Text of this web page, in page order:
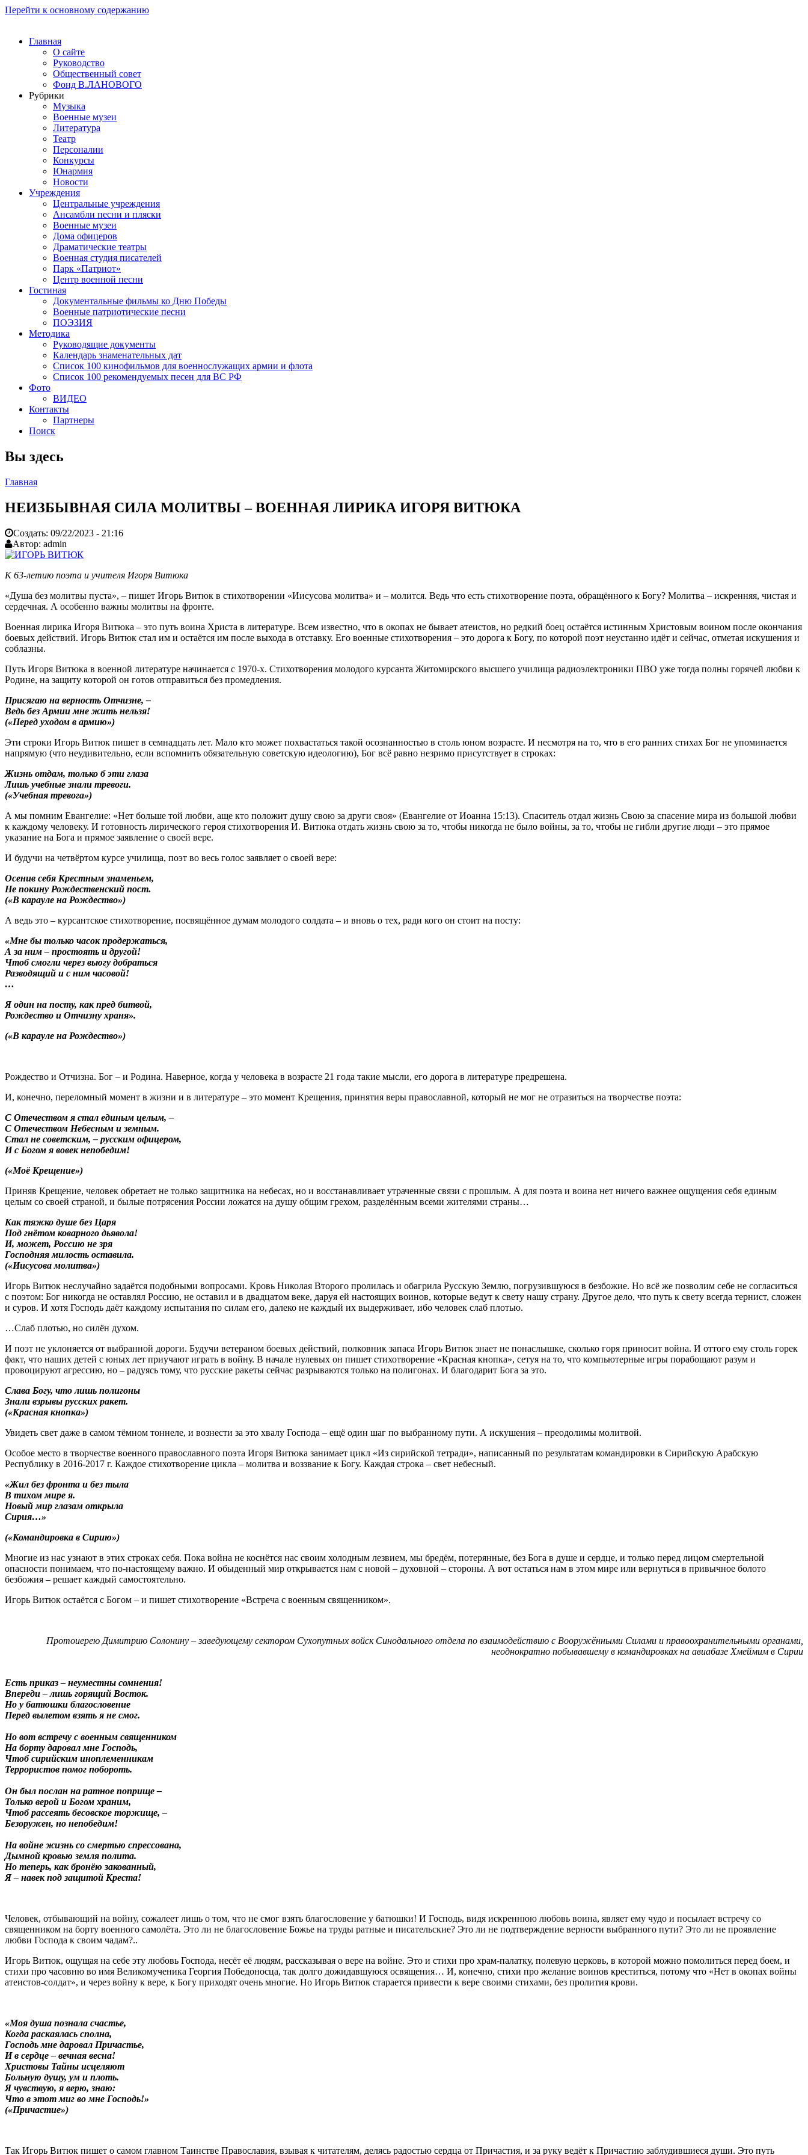
Перейти к основному содержанию
Главная
О сайте
Руководство
Общественный совет
Фонд В.ЛАНОВОГО
Рубрики
Музыка
Военные музеи
Литература
Театр
Персоналии
Конкурсы
Юнармия
Новости
Учреждения
Центральные учреждения
Ансамбли песни и пляски
Военные музеи
Дома офицеров
Драматические театры
Военная студия писателей
Парк «Патриот»
Центр военной песни
Гостиная
Документальные фильмы ко Дню Победы
Военные патриотические песни
ПОЭЗИЯ
Методика
Руководящие документы
Календарь знаменательных дат
Список 100 кинофильмов для военнослужащих армии и флота
Список 100 рекомендуемых песен для ВС РФ
Фото
ВИДЕО
Контакты
Партнеры
Поиск
Вы здесь
Главная
НЕИЗБЫВНАЯ СИЛА МОЛИТВЫ – ВОЕННАЯ ЛИРИКА ИГОРЯ ВИТЮКА
Создать: 09/22/2023 - 21:16
Автор: admin
К 63-летию поэта и учителя Игоря Витюка
«Душа без молитвы пуста», – пишет Игорь Витюк в стихотворении «Иисусова молитва» и – молится. Ведь что есть стихотворение поэта, обращённого к Богу? Молитва – искренняя, чистая и
сердечная. А особенно важны молитвы на фронте.
Военная лирика Игоря Витюка – это путь воина Христа в литературе. Всем известно, что в окопах не бывает атеистов, но редкий боец остаётся истинным Христовым воином после окончания
боевых действий. Игорь Витюк стал им и остаётся им после выхода в отставку. Его военные стихотворения – это дорога к Богу, по которой поэт неустанно идёт и сейчас, отметая искушения и
соблазны.
Путь Игоря Витюка в военной литературе начинается с 1970-х. Стихотворения молодого курсанта Житомирского высшего училища радиоэлектроники ПВО уже тогда полны горячей любви к
Родине, на защиту которой он готов отправиться без промедления.
Присягаю на верность Отчизне, –
Ведь без Армии мне жить нельзя!
(«Перед уходом в армию»)
Эти строки Игорь Витюк пишет в семнадцать лет. Мало кто может похвастаться такой осознанностью в столь юном возрасте. И несмотря на то, что в его ранних стихах Бог не упоминается
напрямую (что неудивительно, если вспомнить обязательную советскую идеологию), Бог всё равно незримо присутствует в строках:
Жизнь отдам, только б эти глаза
Лишь учебные знали тревоги.
(«Учебная тревога»)
А мы помним Евангелие: «Нет больше той любви, аще кто положит душу свою за други своя» (Евангелие от Иоанна 15:13). Спаситель отдал жизнь Свою за спасение мира из большой любви
к каждому человеку. И готовность лирического героя стихотворения И. Витюка отдать жизнь свою за то, чтобы никогда не было войны, за то, чтобы не гибли другие люди – это прямое
указание на Бога и прямое заявление о своей вере.
И будучи на четвёртом курсе училища, поэт во весь голос заявляет о своей вере:
Осенив себя Крестным знаменьем,
Не покину Рождественский пост.
(«В карауле на Рождество»)
А ведь это – курсантское стихотворение, посвящённое думам молодого солдата – и вновь о тех, ради кого он стоит на посту:
«Мне бы только часок продержаться,
А за ним – простоять и другой!
Чтоб смогли через вьюгу добраться
Разводящий и с ним часовой!
…
Я один на посту, как пред битвой,
Рождество и Отчизну храня».
(«В карауле на Рождество»)
Рождество и Отчизна. Бог – и Родина. Наверное, когда у человека в возрасте 21 года такие мысли, его дорога в литературе предрешена.
И, конечно, переломный момент в жизни и в литературе – это момент Крещения, принятия веры православной, который не мог не отразиться на творчестве поэта:
С Отечеством я стал единым целым, –
С Отечеством Небесным и земным.
Стал не советским, – русским офицером,
И с Богом я вовек непобедим!
(«Моё Крещение»)
Приняв Крещение, человек обретает не только защитника на небесах, но и восстанавливает утраченные связи с прошлым. А для поэта и воина нет ничего важнее ощущения себя единым
целым со своей страной, и былые потрясения России ложатся на душу общим грехом, разделённым всеми жителями страны…
Как тяжко душе без Царя
Под гнётом коварного дьявола!
И, может, Россию не зря
Господняя милость оставила.
(«Иисусова молитва»)
Игорь Витюк неслучайно задаётся подобными вопросами. Кровь Николая Второго пролилась и обагрила Русскую Землю, погрузившуюся в безбожие. Но всё же позволим себе не согласиться
с поэтом: Бог никогда не оставлял Россию, не оставил и в двадцатом веке, даруя ей настоящих воинов, которые ведут к свету нашу страну. Другое дело, что путь к свету всегда тернист, сложен
и суров. И хотя Господь даёт каждому испытания по силам его, далеко не каждый их выдерживает, ибо человек слаб плотью.
…Слаб плотью, но силён духом.
И поэт не уклоняется от выбранной дороги. Будучи ветераном боевых действий, полковник запаса Игорь Витюк знает не понаслышке, сколько горя приносит война. И оттого ему столь горек
факт, что наших детей с юных лет приучают играть в войну. В начале нулевых он пишет стихотворение «Красная кнопка», сетуя на то, что компьютерные игры порабощают разум и
провоцируют агрессию, но – радуясь тому, что русские ракеты сейчас разрываются только на полигонах. И благодарит Бога за это.
Слава Богу, что лишь полигоны
Знали взрывы русских ракет.
(«Красная кнопка»)
Увидеть свет даже в самом тёмном тоннеле, и вознести за это хвалу Господа – ещё один шаг по выбранному пути. А искушения – преодолимы молитвой.
Особое место в творчестве военного православного поэта Игоря Витюка занимает цикл «Из сирийской тетради», написанный по результатам командировки в Сирийскую Арабскую
Республику в 2016-2017 г. Каждое стихотворение цикла – молитва и воззвание к Богу. Каждая строка – свет небесный.
«Жил без фронта и без тыла
В тихом мире я.
Новый мир глазам открыла
Сирия…»
(«Командировка в Сирию»)
Многие из нас узнают в этих строках себя. Пока война не коснётся нас своим холодным лезвием, мы бредём, потерянные, без Бога в душе и сердце, и только перед лицом смертельной
опасности понимаем, что по-настоящему важно. И обыденный мир открывается нам с новой – духовной – стороны. А вот остаться нам в этом мире или вернуться в привычное болото
безбожия – решает каждый самостоятельно.
Игорь Витюк остаётся с Богом – и пишет стихотворение «Встреча с военным священником».
Протоиерею Димитрию Солонину – заведующему сектором Сухопутных войск Синодального отдела по взаимодействию с Вооружёнными Силами и правоохранительными органами,
неоднократно побывавшему в командировках на авиабазе Хмеймим в Сирии
Есть приказ – неуместны сомнения!
Впереди – лишь горящий Восток.
Но у батюшки благословение
Перед вылетом взять я не смог.
Но вот встречу с военным священником
На борту даровал мне Господь,
Чтоб сирийским иноплеменникам
Террористов помог побороть.
Он был послан на ратное поприще –
Только верой и Богом храним,
Чтоб рассеять бесовское торжище, –
Безоружен, но непобедим!
На войне жизнь со смертью спрессована,
Дымной кровью земля полита.
Но теперь, как бронёю закованный,
Я – навек под защитой Креста!
Человек, отбывающий на войну, сожалеет лишь о том, что не смог взять благословение у батюшки! И Господь, видя искреннюю любовь воина, являет ему чудо и посылает встречу со
священником на борту военного самолёта. Это ли не благословение Божье на труды ратные и писательские? Это ли не подтверждение верности выбранного пути? Это ли не проявление
любви Господа к своим чадам?..
Игорь Витюк, ощущая на себе эту любовь Господа, несёт её людям, рассказывая о вере на войне. Это и стихи про храм-палатку, полевую церковь, в которой можно помолиться перед боем, и
стихи про часовню во имя Великомученика Георгия Победоносца, так долго дожидавшуюся освящения… И, конечно, стихи про желание воинов креститься, потому что «Нет в окопах войны
атеистов-солдат», и через войну к вере, к Богу приходят очень многие. Но Игорь Витюк старается привести к вере своими стихами, без пролития крови.
«Моя душа познала счастье,
Когда раскаялась сполна,
Господь мне даровал Причастье,
И в сердце – вечная весна!
Христовы Тайны исцеляют
Больную душу, ум и плоть.
Я чувствую, я верю, знаю:
Что в этот миг во мне Господь!»
(«Причастие»)
Так Игорь Витюк пишет о самом главном Таинстве Православия, взывая к читателям, делясь радостью сердца от Причастия, и за руку ведёт к Причастию заблудившиеся души. Это путь